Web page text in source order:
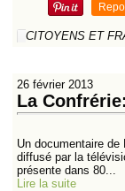
CITOYENS ET
26 février 2013
La
Un documentaire
diffusé par la
présente dans 80...
Lire la suite